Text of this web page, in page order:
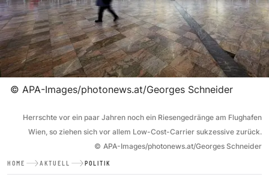
© APA-Images/photonews.at/Georges Schneider
Herrschte vor ein paar Jahren noch ein Riesengedränge am Flughafen
Wien, so ziehen sich vor allem Low-Cost-Carrier sukzessive zurück.
© APA-Images/photonews.at/Georges Schneider
HOME AKTUELL POLITIK